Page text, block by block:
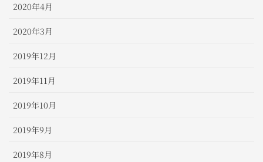
2020年4月
2020年3月
2019年12月
2019年11月
2019年10月
2019年9月
2019年8月